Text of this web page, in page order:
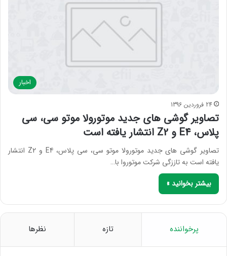
اخبار
24 فروردین 1396
تصاویر گوشی های جدید موتورولا موتو سی، سی
پلاس، E4 و Z2 انتشار یافته است
تصاویر گوشی های جدید موتورولا موتو سی، سی پلاس، E4 و Z2 انتشار
یافته است به تاززگی شرکت موتوروا با…
بیشتر بخوانید »
پرخواننده تازه نظرها